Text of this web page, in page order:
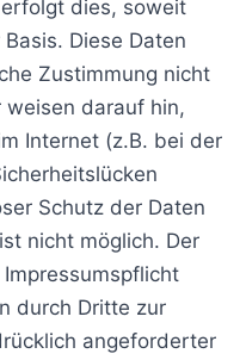
dies, soweit
Diese Daten
Zustimmung nicht
darauf hin,
Internet (z.B. bei der
Schutz der Daten
nicht möglich. Der
durch Dritte zur
angeforderter